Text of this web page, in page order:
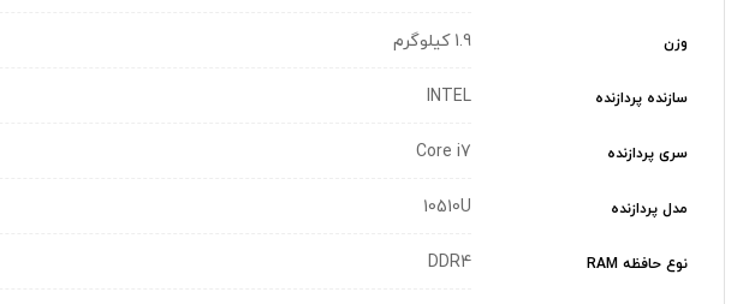
وزن 1.9 کیلوگرم
سازنده پردازنده INTEL
سری پردازنده Core i7
مدل پردازنده 10510U
نوع حافظه RAM DDR4